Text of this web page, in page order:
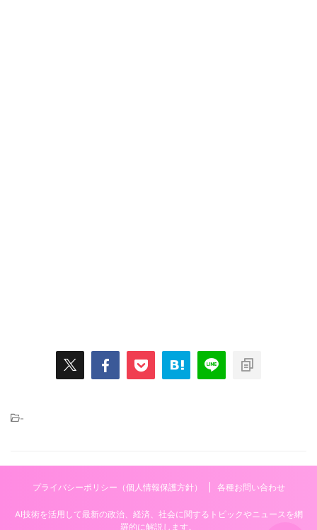
-
プライバシーポリシー（個人情報保護方針） 各種お問い合わせ
AI技術を活用して最新の政治、経済、社会に関するトピックやニュースを網
羅的に解説します。